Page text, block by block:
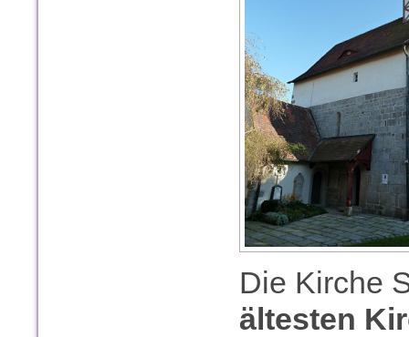
Die Kirche
ältesten